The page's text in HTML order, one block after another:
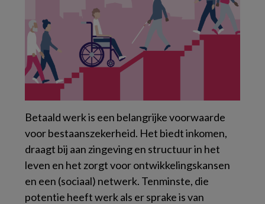
Betaald werk is een belangrijke voorwaarde
voor bestaanszekerheid. Het biedt inkomen,
draagt bij aan zingeving en structuur in het
leven en het zorgt voor ontwikkelingskansen
en een (sociaal) netwerk. Tenminste, die
potentie heeft werk als er sprake is van